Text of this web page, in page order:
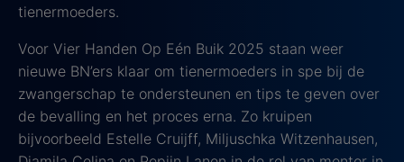
tienermoeders.
Voor Vier Handen Op Eén Buik 2025 staan weer
nieuwe BN’ers klaar om tienermoeders in spe bij de
zwangerschap te ondersteunen en tips te geven over
de bevalling en het proces erna. Zo kruipen
bijvoorbeeld Estelle Cruijff, Miljuschka Witzenhausen,